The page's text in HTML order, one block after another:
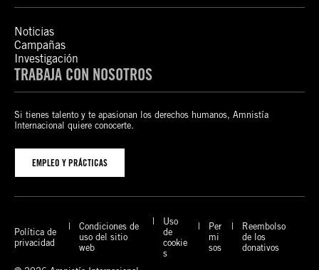
Noticias
Campañas
Investigación
TRABAJA CON NOSOTROS
Si tienes talento y te apasionan los derechos humanos, Amnistía
Internacional quiere conocerte.
EMPLEO Y PRÁCTICAS
Política de
privacidad
Condiciones de
uso del sitio
web
Uso
de
cookie
s
Per
mi
sos
Reembolso
de los
donativos